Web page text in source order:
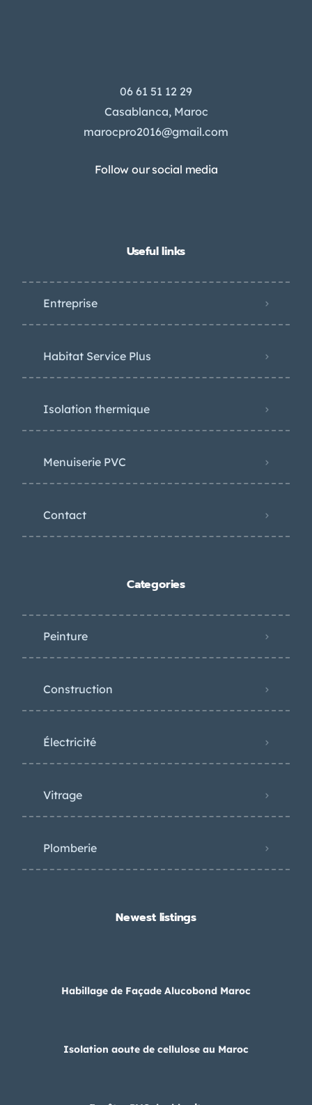
06 61 51 12 29
Casablanca, Maroc
marocpro2016@gmail.com
Follow our social media
Useful links
Entreprise
Habitat Service Plus
Isolation thermique
Menuiserie PVC
Contact
Categories
Peinture
Construction
Électricité
Vitrage
Plomberie
Newest listings​
Habillage de Façade Alucobond Maroc
Isolation aoute de cellulose au Maroc